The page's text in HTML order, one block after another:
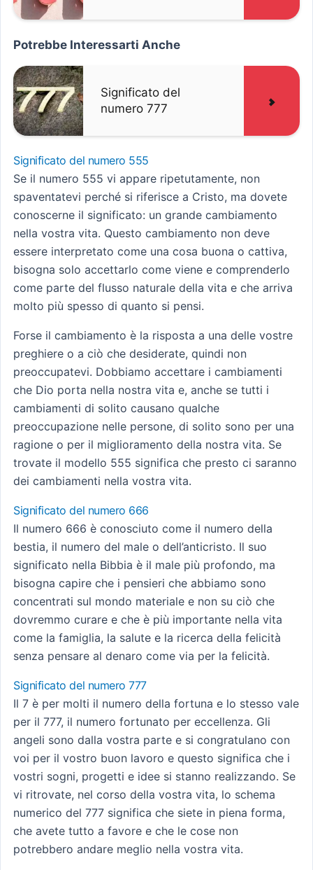
Potrebbe Interessarti Anche
Significato del
numero 777
Significato del numero 555
Se il numero 555 vi appare ripetutamente, non
spaventatevi perché si riferisce a Cristo, ma dovete
conoscerne il significato: un grande cambiamento
nella vostra vita. Questo cambiamento non deve
essere interpretato come una cosa buona o cattiva,
bisogna solo accettarlo come viene e comprenderlo
come parte del flusso naturale della vita e che arriva
molto più spesso di quanto si pensi.
Forse il cambiamento è la risposta a una delle vostre
preghiere o a ciò che desiderate, quindi non
preoccupatevi. Dobbiamo accettare i cambiamenti
che Dio porta nella nostra vita e, anche se tutti i
cambiamenti di solito causano qualche
preoccupazione nelle persone, di solito sono per una
ragione o per il miglioramento della nostra vita. Se
trovate il modello 555 significa che presto ci saranno
dei cambiamenti nella vostra vita.
Significato del numero 666
Il numero 666 è conosciuto come il numero della
bestia, il numero del male o dell’anticristo. Il suo
significato nella Bibbia è il male più profondo, ma
bisogna capire che i pensieri che abbiamo sono
concentrati sul mondo materiale e non su ciò che
dovremmo curare e che è più importante nella vita
come la famiglia, la salute e la ricerca della felicità
senza pensare al denaro come via per la felicità.
Significato del numero 777
Il 7 è per molti il numero della fortuna e lo stesso vale
per il 777, il numero fortunato per eccellenza. Gli
angeli sono dalla vostra parte e si congratulano con
voi per il vostro buon lavoro e questo significa che i
vostri sogni, progetti e idee si stanno realizzando. Se
vi ritrovate, nel corso della vostra vita, lo schema
numerico del 777 significa che siete in piena forma,
che avete tutto a favore e che le cose non
potrebbero andare meglio nella vostra vita.